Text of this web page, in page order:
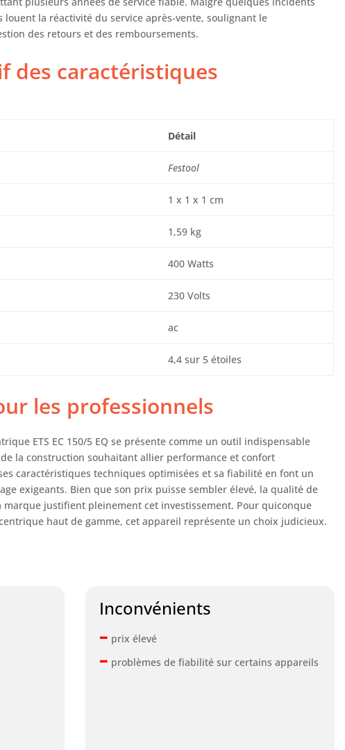
la réactivité du service après-vente, soulignant le
des retours et des remboursements.
des caractéristiques
Détail
Festool
1 x 1 x 1 cm
1,59 kg
400 Watts
230 Volts
ac
4,4 sur 5 étoiles
les professionnels
ETS EC 150/5 EQ se présente comme un outil indispensable
la construction souhaitant allier performance et confort
caractéristiques techniques optimisées et sa fiabilité en font un
exigeants. Bien que son prix puisse sembler élevé, la qualité de
marque justifient pleinement cet investissement. Pour quiconque
haut de gamme, cet appareil représente un choix judicieux.
Inconvénients
– prix élevé
– problèmes de fiabilité sur certains appareils